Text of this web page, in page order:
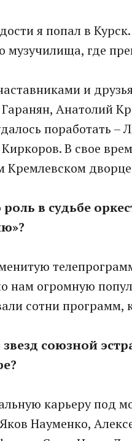
я попал в
музучилища, где
и
Анатолий
поработать
В свое
Кремлевском
в судьбе
нам огромную
сотни программ,
звезд союзной
карьеру под
Науменко,